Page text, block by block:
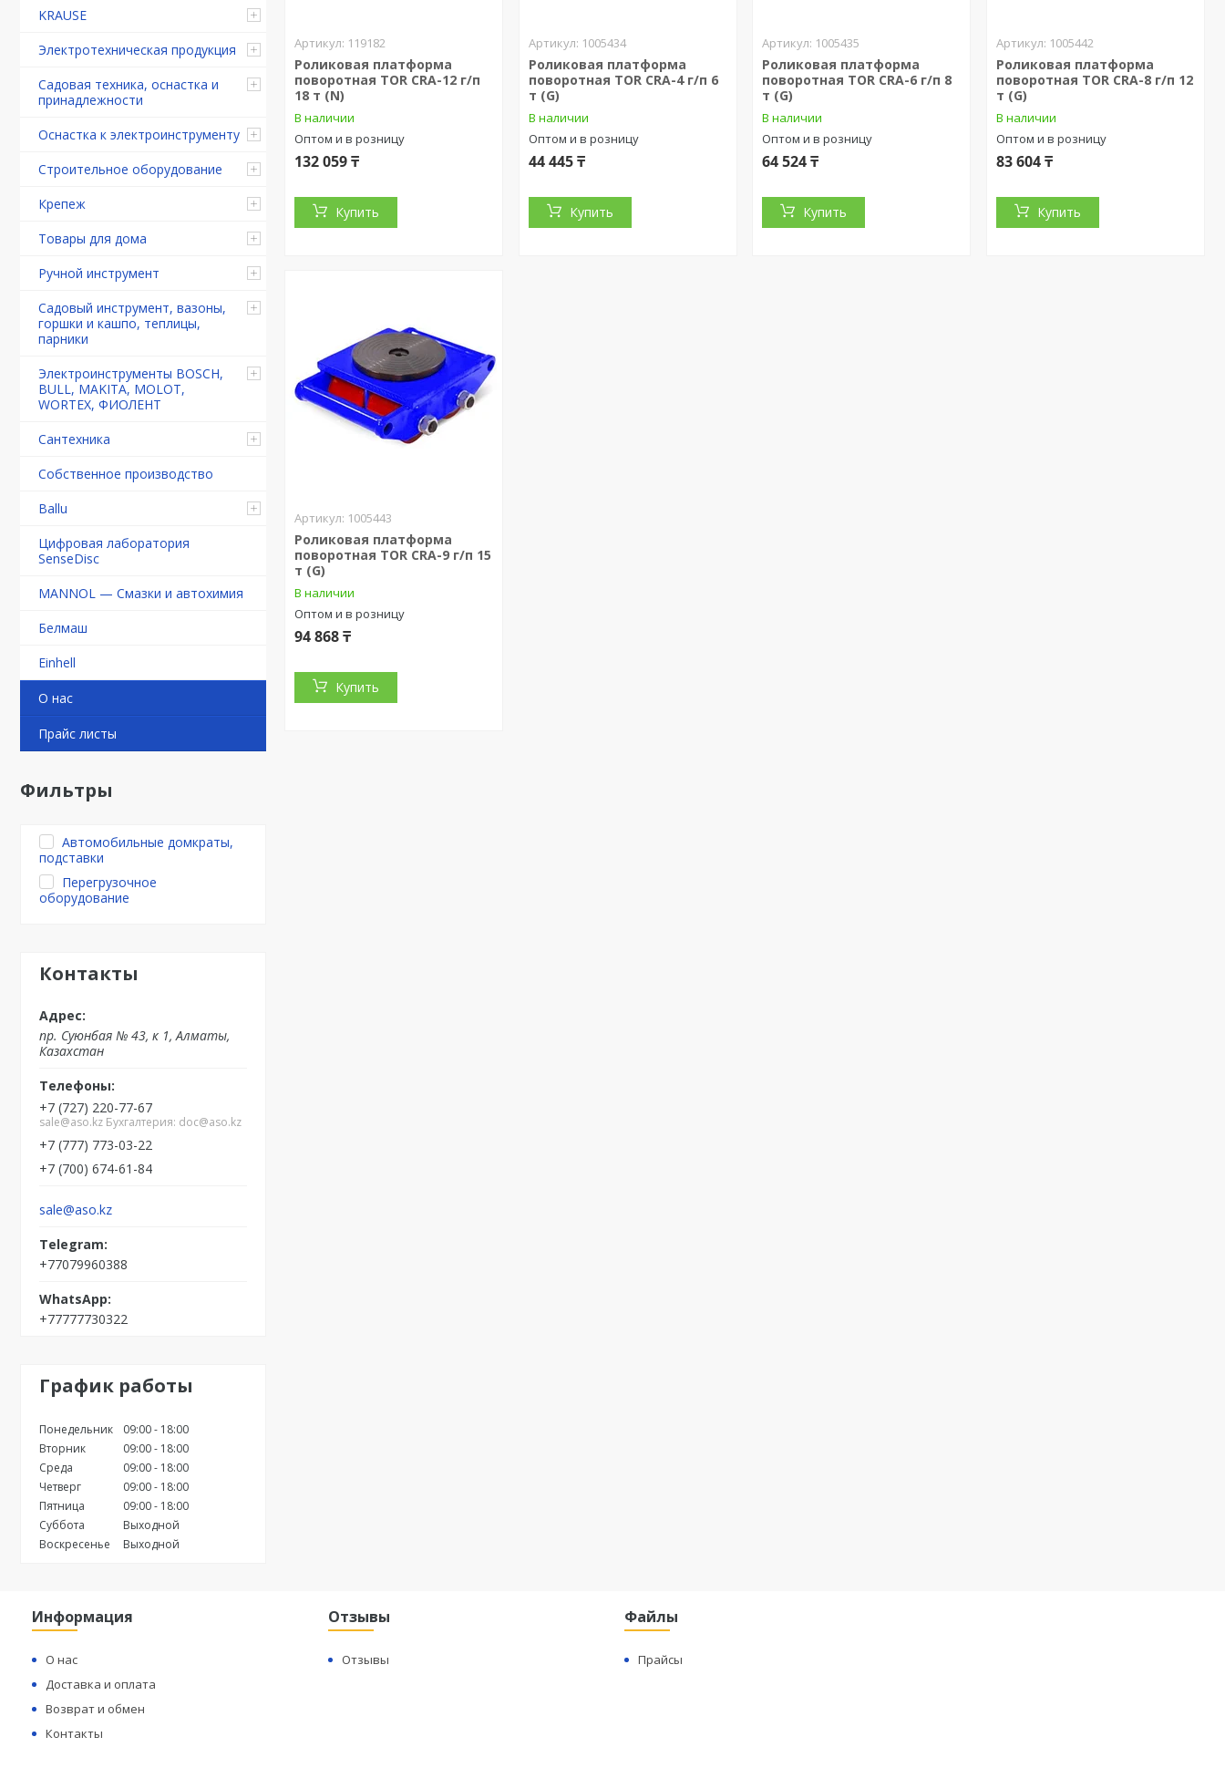
KRAUSE
Электротехническая продукция
Садовая техника, оснастка и
принадлежности
Оснастка к электроинструменту
Строительное оборудование
Крепеж
Товары для дома
Ручной инструмент
Садовый инструмент, вазоны,
горшки и кашпо, теплицы,
парники
Электроинструменты BOSCH,
BULL, MAKITA, MOLOT,
WORTEX, ФИОЛЕНТ
Сантехника
Собственное производство
Ballu
Цифровая лаборатория
SenseDisc
MANNOL — Смазки и автохимия
Белмаш
Einhell
О нас
Прайс листы
Фильтры
Автомобильные домкраты,
подставки
Перегрузочное
оборудование
Контакты
пр. Суюнбая № 43, к 1, Алматы,
Казахстан
+7 (727) 220-77-67
sale@aso.kz Бухгалтерия: doc@aso.kz
+7 (777) 773-03-22
+7 (700) 674-61-84
sale@aso.kz
+77079960388
+77777730322
График работы
Понедельник 09:00
18:00
Вторник
09:00
18:00
Среда
09:00
18:00
Четверг
09:00
18:00
Пятница
09:00
18:00
Суббота
Выходной
Воскресенье
Выходной
119182
Роликовая платформа
поворотная TOR CRA-12 г/п
18 т (N)
В наличии
Оптом и в розницу
132 059 ₸
Купить
1005434
Роликовая платформа
поворотная TOR CRA-4 г/п 6
т (G)
В наличии
Оптом и в розницу
44 445 ₸
Купить
1005435
Роликовая платформа
поворотная TOR CRA-6 г/п 8
т (G)
В наличии
Оптом и в розницу
64 524 ₸
Купить
1005442
Роликовая платформа
поворотная TOR CRA-8 г/п 12
т (G)
В наличии
Оптом и в розницу
83 604 ₸
Купить
1005443
Роликовая платформа
поворотная TOR CRA-9 г/п 15
т (G)
В наличии
Оптом и в розницу
94 868 ₸
Купить
Информация
О нас
Доставка и оплата
Возврат и обмен
Контакты
Отзывы
Отзывы
Файлы
Прайсы